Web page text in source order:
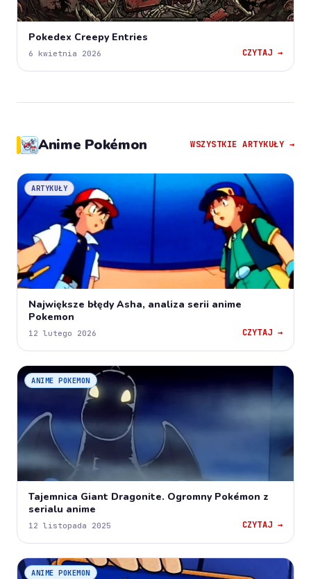
Pokedex Creepy Entries
6 kwietnia 2026 CZYTAJ →
Anime Pokémon WSZYSTKIE ARTYKUŁY →
ARTYKUŁY
Największe błędy Asha, analiza serii anime
Pokemon
12 lutego 2026 CZYTAJ →
ANIME POKEMON
Tajemnica Giant Dragonite. Ogromny Pokémon z
serialu anime
12 listopada 2025 CZYTAJ →
ANIME POKEMON